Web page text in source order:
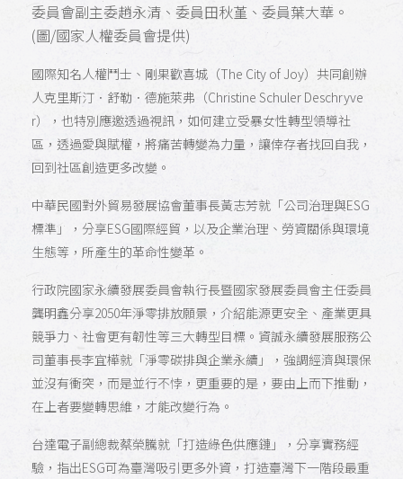
委員會副主委趙永清、委員田秋堇、委員葉大華。
(圖/國家人權委員會提供)
國際知名人權鬥士、剛果歡喜城（The City of Joy）共同創辦
人克里斯汀．舒勒．德施萊弗（Christine Schuler Deschryve
r），也特別應邀透過視訊，如何建立受暴女性轉型領導社
區，透過愛與賦權，將痛苦轉變為力量，讓倖存者找回自我，
回到社區創造更多改變。
中華民國對外貿易發展協會董事長黃志芳就「公司治理與ESG
標準」，分享ESG國際經貿，以及企業治理、勞資關係與環境
生態等，所產生的革命性變革。
行政院國家永續發展委員會執行長暨國家發展委員會主任委員
龔明鑫分享2050年淨零排放願景，介紹能源更安全、產業更具
競爭力、社會更有韌性等三大轉型目標。資誠永續發展服務公
司董事長李宜樺就「淨零碳排與企業永續」，強調經濟與環保
並沒有衝突，而是並行不悖，更重要的是，要由上而下推動，
在上者要變轉思維，才能改變行為。
台達電子副總裁蔡榮騰就「打造綠色供應鏈」，分享實務經
驗，指出ESG可為臺灣吸引更多外資，打造臺灣下一階段最重